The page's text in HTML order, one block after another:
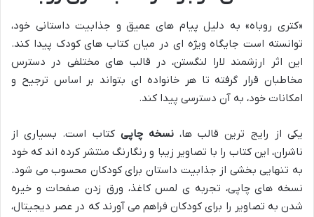
«کتری روباه» به دلیل پیام های عمیق و جذابیت داستانی خود،
توانسته است جایگاه ویژه ای در میان کتاب های کودک پیدا کند.
این اثر ارزشمند لارا لنگستن، در قالب های مختلفی در دسترس
مخاطبان قرار گرفته تا هر خانواده ای بتواند بر اساس ترجیح و
امکانات خود، به آن دسترسی پیدا کند.
یکی از رایج ترین قالب ها،نسخه چاپی کتاب است. بسیاری از
ناشران، این کتاب را با تصاویر زیبا و رنگارنگ منتشر کرده اند که خود
به تنهایی بخشی از جذابیت داستان برای کودکان محسوب می شود.
نسخه های چاپی، تجربه ی لمس کاغذ، ورق زدن صفحات و خیره
شدن به تصاویر را برای کودکان فراهم می آورند که در عصر دیجیتال،